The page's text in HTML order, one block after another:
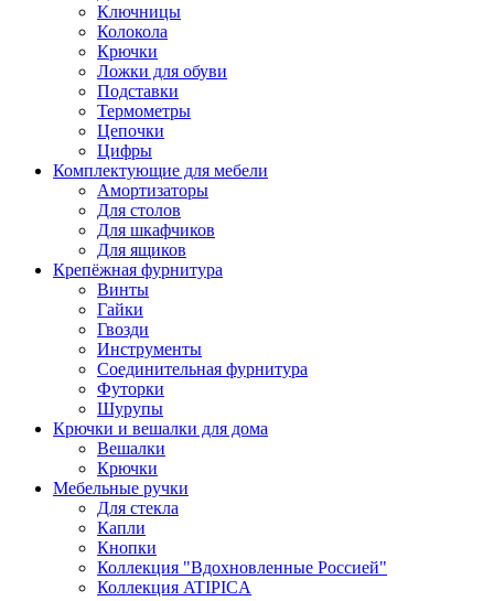
Ключницы
Колокола
Крючки
Ложки для обуви
Подставки
Термометры
Цепочки
Цифры
Комплектующие для мебели
Амортизаторы
Для столов
Для шкафчиков
Для ящиков
Крепёжная фурнитура
Винты
Гайки
Гвозди
Инструменты
Соединительная фурнитура
Футорки
Шурупы
Крючки и вешалки для дома
Вешалки
Крючки
Мебельные ручки
Для стекла
Капли
Кнопки
Коллекция "Вдохновленные Россией"
Коллекция ATIPICA